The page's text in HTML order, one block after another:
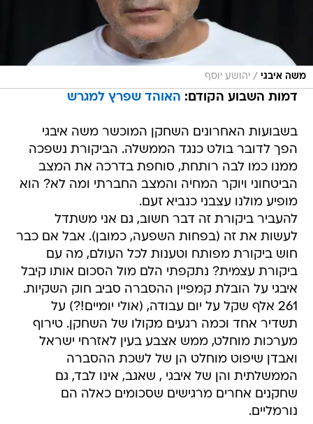
משה איבגי / יהושע יוסף
דמות השבוע הקודם: האוהד שפרץ למגרש
בשבועות האחרונים השחקן המוכשר משה איבגי
הפך לדובר בולט כנגד הממשלה. הביקורת נשפכה
ממנו כמו לבה רותחת, סוחפת בדרכה את המצב
הביטחוני ויוקר המחיה והמצב החברתי ומה לא? הוא
מופיע מולנו עצבני כנביא זעם.
להעביר ביקורת זה דבר חשוב, גם אני משתדל
לעשות את זה (בפחות השפעה, כמובן). אבל אם כבר
חוש ביקורת מפותח וטענות לכל העולם, מה עם
ביקורת עצמית? נתקפתי הלם מול הסכום אותו קיבל
איבגי על הובלת קמפיין ההסברה סביב חוק השקיות.
261 אלף שקל על יום עבודה, (אולי יומיים!?) על
תשדיר אחד וכמה רגעים מקולו של השחקן. טירוף
מערכות מוחלט, ממש אצבע בעין לאזרחי ישראל
ואבדן שיפוט מוחלט הן של לשכת ההסברה
הממשלתית והן של איבגי , שאגב, אינו לבד, גם
שחקנים אחרים מרגישים שסכומים כאלה הם
נורמליים.